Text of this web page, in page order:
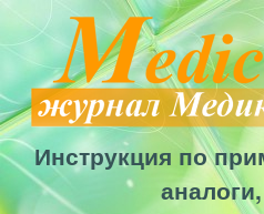
Перейти
к
основному
содержанию
Инструкция по